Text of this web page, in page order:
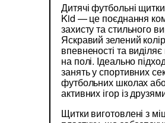
Дитячі футбольні
Kid — це поєднання
захисту та стильного
Яскравий зелений
впевненості та
на полі. Ідеально
занять у спортивних
футбольних школах
активних ігор із
Щитки виготовлені з